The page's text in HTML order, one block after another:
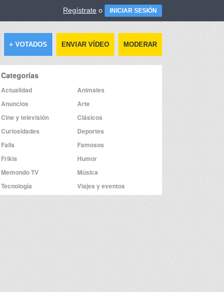
Regístrate o INICIAR SESIÓN
+ VOTADOS ENVIAR VÍDEO MODERAR
Categorías
Actualidad
Animales
Anuncios
Arte
Cine y televisión
Clásicos
Curiosidades
Deportes
Fails
Famosos
Frikis
Humor
Memondo TV
Música
Tecnología
Viajes y eventos